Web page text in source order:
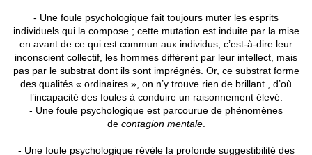
- Une foule psychologique fait toujours muter les esprits
individuels qui la compose ; cette mutation est induite par la mise
en avant de ce qui est commun aux individus, c’est-à-dire leur
inconscient collectif, les hommes diffèrent par leur intellect, mais
pas par le substrat dont ils sont imprégnés. Or, ce substrat forme
des qualités « ordinaires », on n’y trouve rien de brillant , d’où
l’incapacité des foules à conduire un raisonnement élevé.
- Une foule psychologique est parcourue de phénomènes
de contagion mentale.
- Une foule psychologique révèle la profonde suggestibilité des